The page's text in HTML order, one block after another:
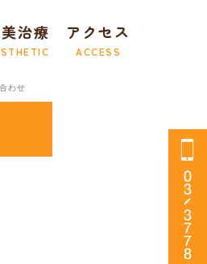
治療 アクセス
ACCESS
わせ